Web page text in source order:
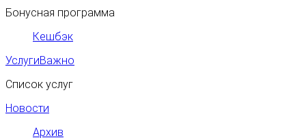
Бонусная программа
Кешбэк
УслугиВажно
Список услуг
Новости
Архив